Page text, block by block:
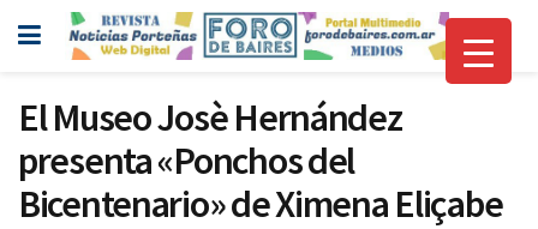
El Museo Josè Hernández
presenta «Ponchos del
Bicentenario» de Ximena Eliçabe